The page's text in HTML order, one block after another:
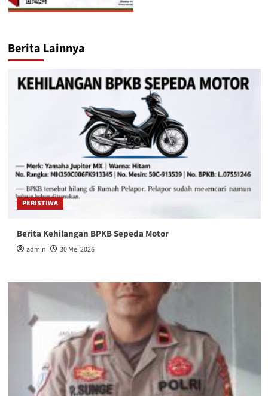
Berita Lainnya
PERISTIWA
Berita Kehilangan BPKB Sepeda Motor
admin 30 Mei 2026